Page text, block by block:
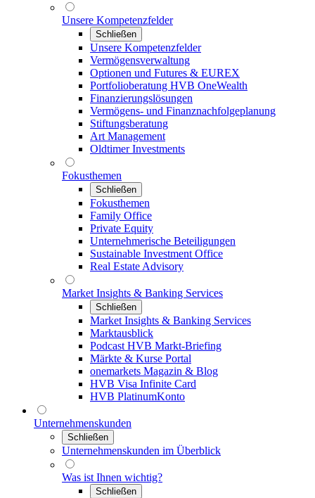
Unsere Kompetenzfelder
Schließen
Unsere Kompetenzfelder
Vermögensverwaltung
Optionen und Futures & EUREX
Portfolioberatung HVB OneWealth
Finanzierungslösungen
Vermögens- und Finanznachfolgeplanung
Stiftungsberatung
Art Management
Oldtimer Investments
Fokusthemen
Schließen
Fokusthemen
Family Office
Private Equity
Unternehmerische Beteiligungen
Sustainable Investment Office
Real Estate Advisory
Market Insights & Banking Services
Schließen
Market Insights & Banking Services
Marktausblick
Podcast HVB Markt-Briefing
Märkte & Kurse Portal
onemarkets Magazin & Blog
HVB Visa Infinite Card
HVB PlatinumKonto
Unternehmenskunden
Schließen
Unternehmenskunden im Überblick
Was ist Ihnen wichtig?
Schließen